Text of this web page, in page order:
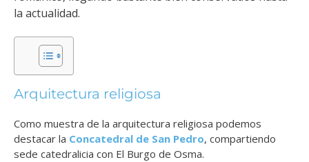
la actualidad.
Arquitectura religiosa
Como muestra de la arquitectura religiosa podemos
destacar la Concatedral de San Pedro, compartiendo
sede catedralicia con El Burgo de Osma.